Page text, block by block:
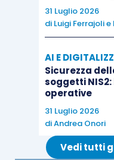
prevede che
gennaio 2017 al
la
nel caso in
l’involucro
disperdente
31 Luglio 2026
di Luigi Ferrajolie
AI E
Sicurezza
soggetti
operative
31 Luglio 2026
diAndrea Onori
Vedi tutti